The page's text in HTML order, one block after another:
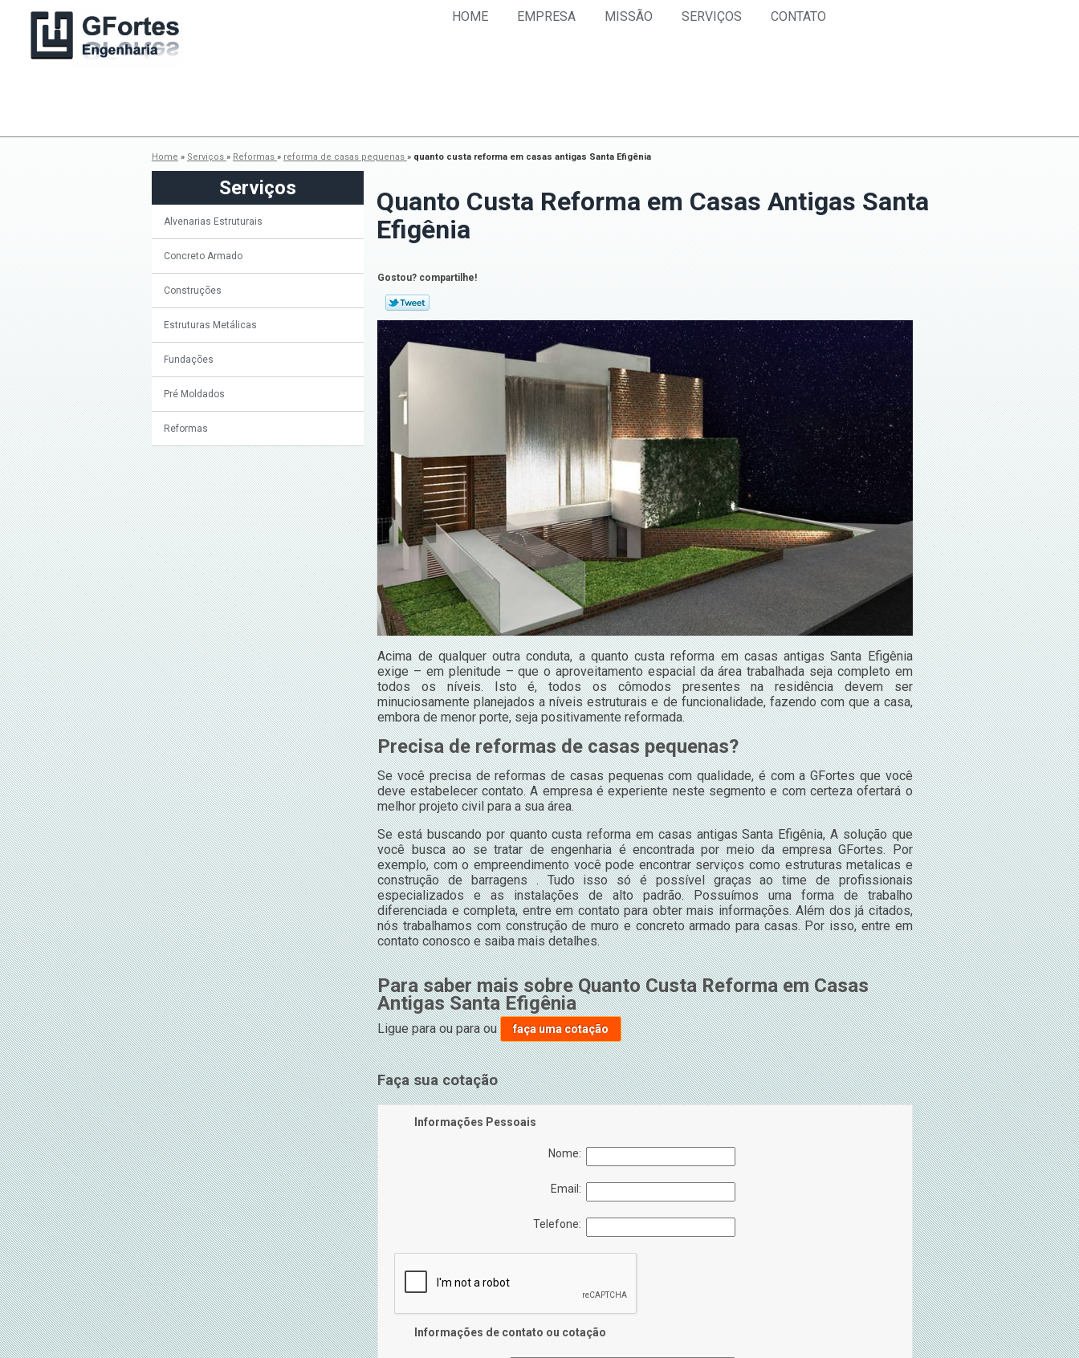
HOME EMPRESA MISSÃO SERVIÇOS CONTATO
Home » Serviços » Reformas » reforma de casas pequenas » quanto custa reforma em casas antigas Santa Efigênia
Serviços
Alvenarias Estruturais
Concreto Armado
Construções
Estruturas Metálicas
Fundações
Pré Moldados
Reformas
Quanto Custa Reforma em Casas Antigas Santa
Efigênia
Gostou? compartilhe!
Acima de qualquer outra conduta, a quanto custa reforma em casas antigas Santa Efigênia
exige – em plenitude – que o aproveitamento espacial da área trabalhada seja completo em
todos os níveis. Isto é, todos os cômodos presentes na residência devem ser
minuciosamente planejados a níveis estruturais e de funcionalidade, fazendo com que a casa,
embora de menor porte, seja positivamente reformada.
Precisa de reformas de casas pequenas?
Se você precisa de reformas de casas pequenas com qualidade, é com a GFortes que você
deve estabelecer contato. A empresa é experiente neste segmento e com certeza ofertará o
melhor projeto civil para a sua área.
Se está buscando por quanto custa reforma em casas antigas Santa Efigênia, A solução que
você busca ao se tratar de engenharia é encontrada por meio da empresa GFortes. Por
exemplo, com o empreendimento você pode encontrar serviços como estruturas metalicas e
construção de barragens . Tudo isso só é possível graças ao time de profissionais
especializados e as instalações de alto padrão. Possuímos uma forma de trabalho
diferenciada e completa, entre em contato para obter mais informações. Além dos já citados,
nós trabalhamos com construção de muro e concreto armado para casas. Por isso, entre em
contato conosco e saiba mais detalhes.
Para saber mais sobre Quanto Custa Reforma em Casas
Antigas Santa Efigênia
Ligue paraou paraou faça uma cotação
Faça sua cotação
Informações Pessoais
Nome:
Email:
Telefone:
Informações de contato ou cotação